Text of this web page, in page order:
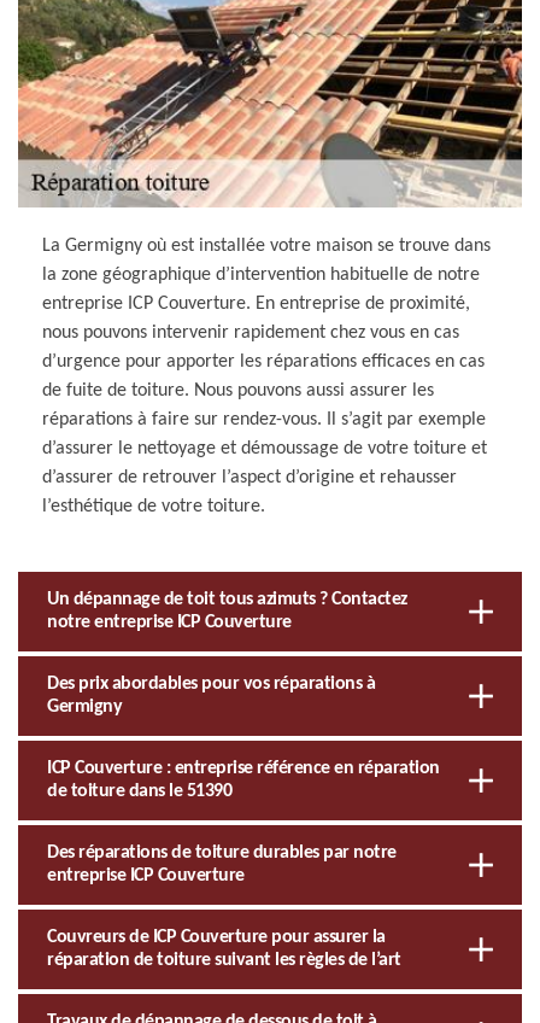
La Germigny où est installée votre maison se trouve dans
la zone géographique d’intervention habituelle de notre
entreprise ICP Couverture. En entreprise de proximité,
nous pouvons intervenir rapidement chez vous en cas
d’urgence pour apporter les réparations efficaces en cas
de fuite de toiture. Nous pouvons aussi assurer les
réparations à faire sur rendez-vous. Il s’agit par exemple
d’assurer le nettoyage et démoussage de votre toiture et
d’assurer de retrouver l’aspect d’origine et rehausser
l’esthétique de votre toiture.
Un dépannage de toit tous azimuts ? Contactez
notre entreprise ICP Couverture
Des prix abordables pour vos réparations à
Germigny
ICP Couverture : entreprise référence en réparation
de toiture dans le 51390
Des réparations de toiture durables par notre
entreprise ICP Couverture
Couvreurs de ICP Couverture pour assurer la
réparation de toiture suivant les règles de l’art